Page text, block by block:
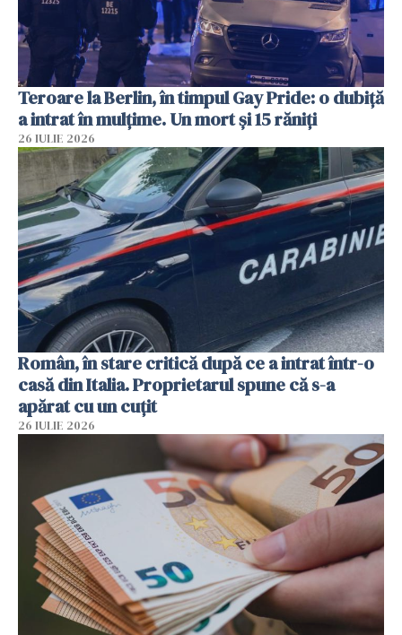
Teroare la Berlin, în timpul Gay Pride: o dubiță
a intrat în mulțime. Un mort și 15 răniți
26 IULIE 2026
Român, în stare critică după ce a intrat într-o
casă din Italia. Proprietarul spune că s-a
apărat cu un cuțit
26 IULIE 2026